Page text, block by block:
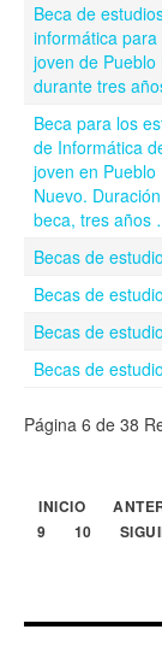
Beca de
informática para
joven de Pueblo
durante tres
Beca para los
de Informática
joven en Pueblo
Nuevo.
beca, tres años
Becas de
Becas de
Becas de
Becas de
Página 6 de 38
INICIO
9
10